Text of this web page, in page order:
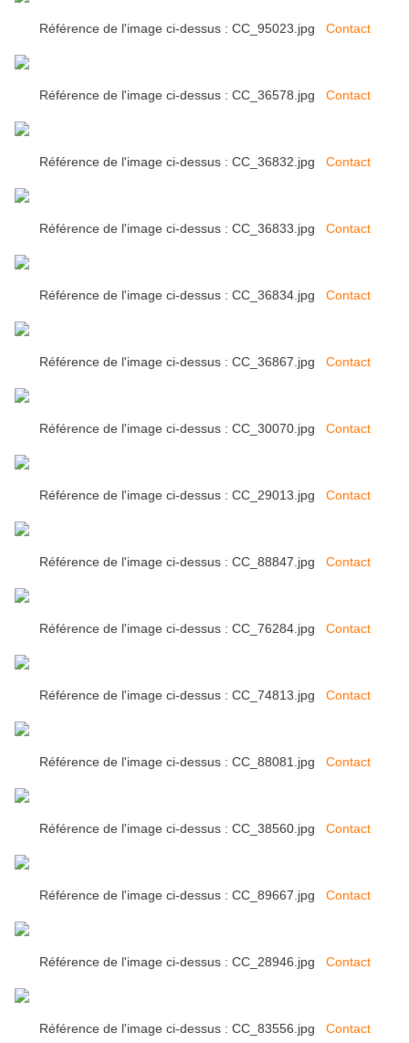
Référence de l'image ci-dessus : CC_95023.jpg Contact
Référence de l'image ci-dessus : CC_36578.jpg Contact
Référence de l'image ci-dessus : CC_36832.jpg Contact
Référence de l'image ci-dessus : CC_36833.jpg Contact
Référence de l'image ci-dessus : CC_36834.jpg Contact
Référence de l'image ci-dessus : CC_36867.jpg Contact
Référence de l'image ci-dessus : CC_30070.jpg Contact
Référence de l'image ci-dessus : CC_29013.jpg Contact
Référence de l'image ci-dessus : CC_88847.jpg Contact
Référence de l'image ci-dessus : CC_76284.jpg Contact
Référence de l'image ci-dessus : CC_74813.jpg Contact
Référence de l'image ci-dessus : CC_88081.jpg Contact
Référence de l'image ci-dessus : CC_38560.jpg Contact
Référence de l'image ci-dessus : CC_89667.jpg Contact
Référence de l'image ci-dessus : CC_28946.jpg Contact
Référence de l'image ci-dessus : CC_83556.jpg Contact